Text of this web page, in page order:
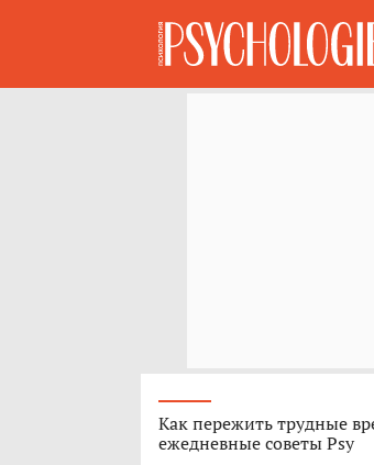
Как пережить трудные
ежедневные советы Psy